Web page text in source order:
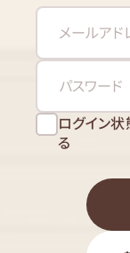
ログイン
る